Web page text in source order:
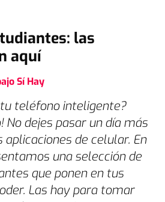
las
aquí
Sí Hay
teléfono inteligente?
No dejes pasar un día más
de celular. En
una selección de
que ponen en tus
Las hay para tomar